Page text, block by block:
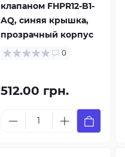
клапаном FHPR12-B1-
AQ, синяя крышка,
прозрачный корпус
0
512.00 грн.